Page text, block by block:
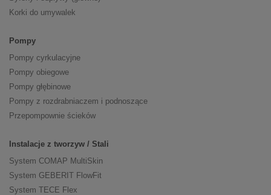
Korki do umywalek
Pompy
Pompy cyrkulacyjne
Pompy obiegowe
Pompy głębinowe
Pompy z rozdrabniaczem i podnoszące
Przepompownie ścieków
Instalacje z tworzyw / Stali
System COMAP MultiSkin
System GEBERIT FlowFit
System TECE Flex